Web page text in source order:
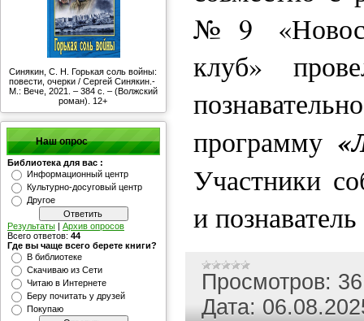
Синякин, С. Н. Горькая соль войны:
повести, очерки / Сергей Синякин.-
М.: Вече, 2021. – 384 с. – (Волжский
роман). 12+
Наш опрос
Библиотека для вас :
Информационный центр
Культурно-досуговый центр
Другое
Результаты | Архив опросов
Всего ответов: 44
Где вы чаще всего берете книги?
В библиотеке
Скачиваю из Сети
Читаю в Интернете
Беру почитать у друзей
Покупаю
№9
клуб»
программу
Участники
и познаватель
Просмотров: 36
Дата: